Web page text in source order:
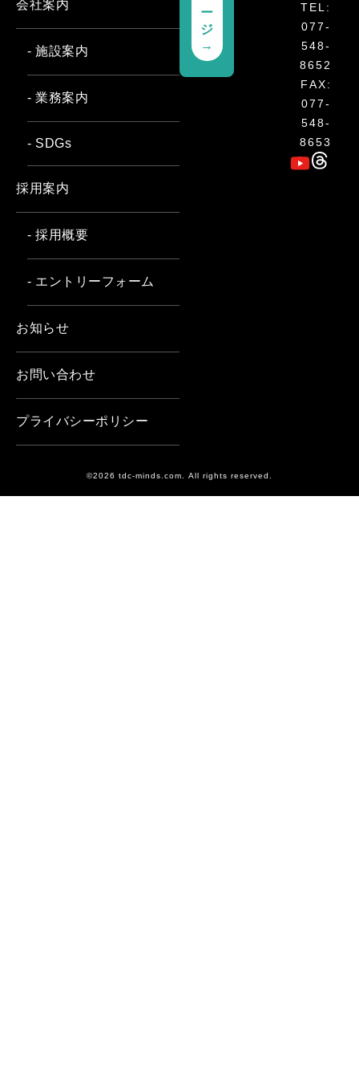
TEL:
077-
548-
8652
FAX:
077-
548-
8653
ー
ジ
→
会社案内
- 施設案内
- 業務案内
- SDGs
採用案内
- 採用概要
- エントリーフォーム
お知らせ
お問い合わせ
プライバシーポリシー
©2026 tdc-minds.com. All rights reserved.